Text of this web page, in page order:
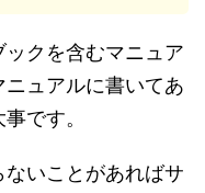
クを含むマニュア
ュアルに書いてあ
です。
いことがあればサ